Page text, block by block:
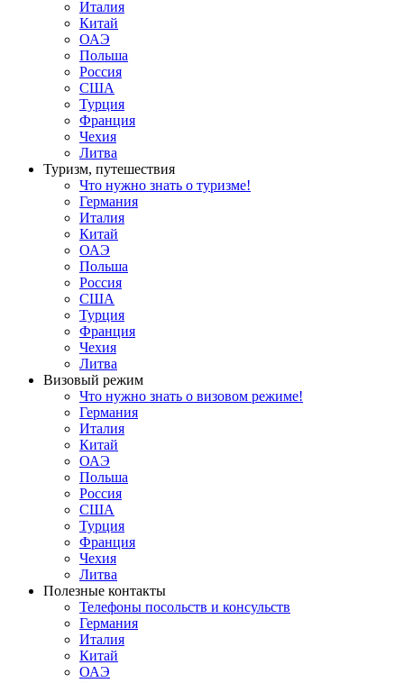
Италия
Китай
ОАЭ
Польша
Россия
США
Турция
Франция
Чехия
Литва
Туризм, путешествия
Что нужно знать о туризме!
Германия
Италия
Китай
ОАЭ
Польша
Россия
США
Турция
Франция
Чехия
Литва
Визовый режим
Что нужно знать о визовом режиме!
Германия
Италия
Китай
ОАЭ
Польша
Россия
США
Турция
Франция
Чехия
Литва
Полезные контакты
Телефоны посольств и консульств
Германия
Италия
Китай
ОАЭ